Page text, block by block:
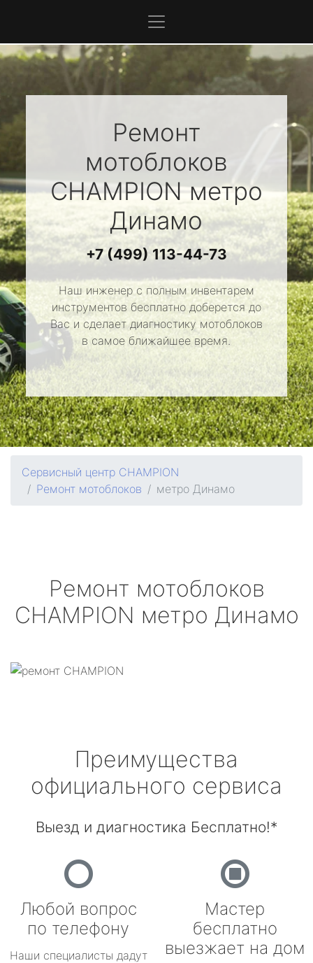
Ремонт
мотоблоков
CHAMPIONметро
Динамо
+7 (499) 113-44-73
Наш инженер с полным инвентарем
инструментов бесплатно доберется до
Вас и сделает диагностику мотоблоков
в самое ближайшее время.
Сервисный центр CHAMPION
Ремонт мотоблоков
метро Динамо
Ремонт мотоблоков
CHAMPION метро Динамо
Преимущества
официального сервиса
Выезд и диагностика Бесплатно!*
Любой вопрос
по телефону
Наши специалисты дадут
Мастер
бесплатно
выезжает на дом